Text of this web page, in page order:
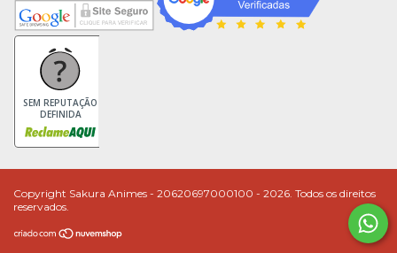
SEM REPUTAÇÃO
DEFINIDA
Copyright Sakura Animes - 20620697000100 - 2026. Todos os direitos
reservados.